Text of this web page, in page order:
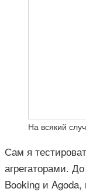
На всякий
Сам я
агрегаторами.
Booking и